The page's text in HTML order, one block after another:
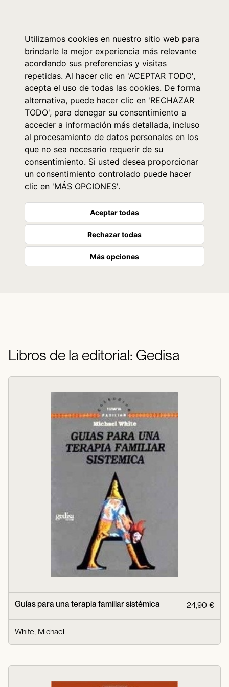
Utilizamos cookies en nuestro sitio web para
brindarle la mejor experiencia más relevante
acordando sus preferencias y visitas
repetidas. Al hacer clic en 'ACEPTAR TODO',
acepta el uso de todas las cookies. De forma
alternativa, puede hacer clic en 'RECHAZAR
TODO', para denegar su consentimiento a
acceder a información más detallada, incluso
al procesamiento de datos personales en los
que no sea necesario requerir de su
consentimiento. Si usted desea proporcionar
un consentimiento controlado puede hacer
clic en 'MÁS OPCIONES'.
Aceptar todas
Rechazar todas
Más opciones
Libros de la editorial: Gedisa
Guías para una terapia familiar sistémica 24,90 €
White, Michael